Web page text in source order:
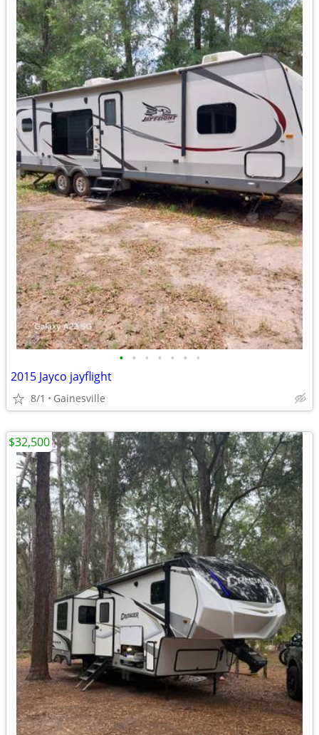
• • • • • • •
2015 Jayco jayflight
8/1 Gainesville
$32,500